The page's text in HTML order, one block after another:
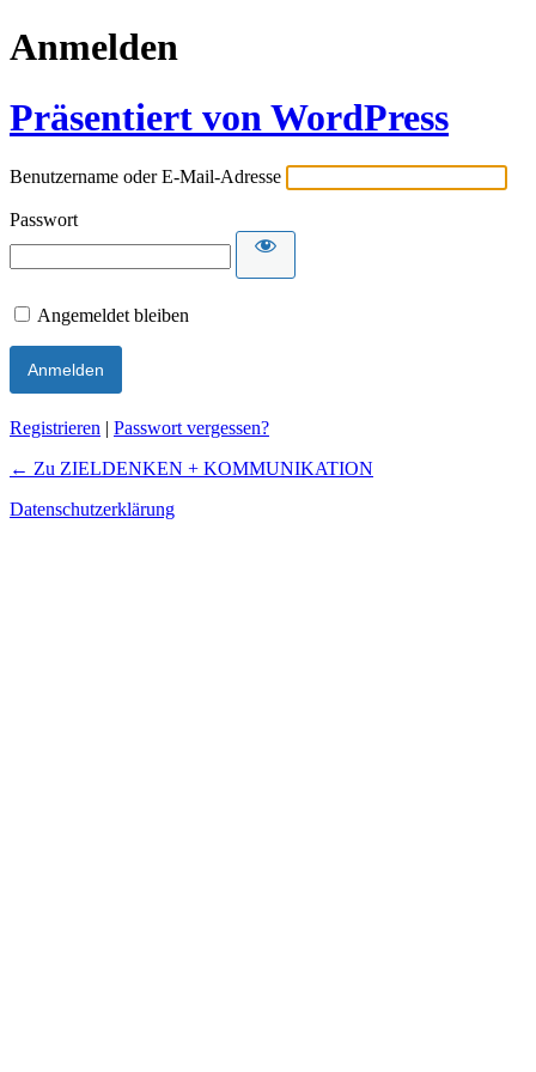
Anmelden
Präsentiert von WordPress
Benutzername oder E-Mail-Adresse
Passwort
Angemeldet bleiben
Registrieren | Passwort vergessen?
← Zu ZIELDENKEN + KOMMUNIKATION
Datenschutzerklärung